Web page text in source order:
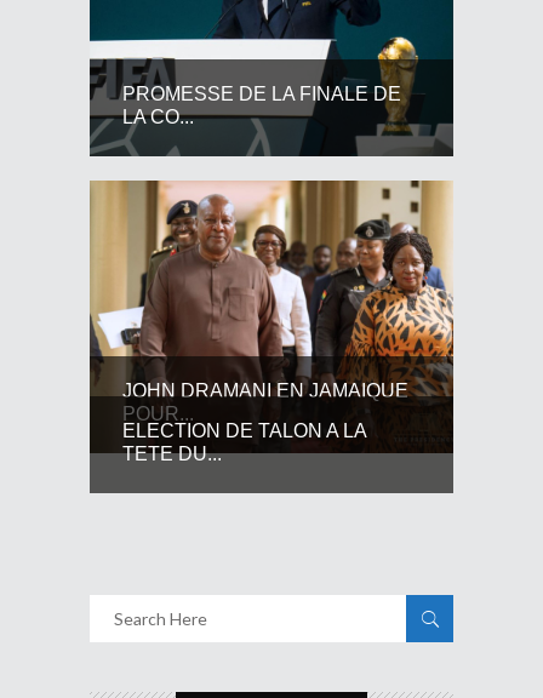
PROMESSE DE LA FINALE DE
LA CO...
JOHN DRAMANI EN JAMAIQUE
POUR...
ELECTION DE TALON A LA
TETE DU...